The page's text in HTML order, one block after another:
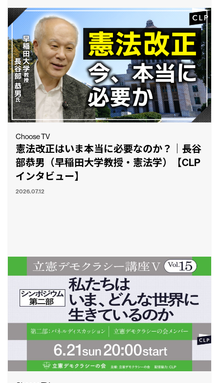
Choose TV
憲法改正はいま本当に必要なのか？｜長谷
部恭男（早稲田大学教授・憲法学）【CLP
インタビュー】
2026.07.12